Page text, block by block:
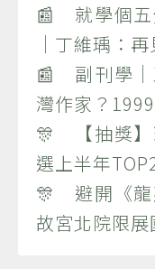
📰 就學個五
｜丁維瑀：
📰 副刊學｜
灣作家？
🎊 【抽獎】
選上半年
🎊 避開《龍
故宮北院限